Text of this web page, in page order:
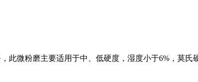
此微粉磨主要适用于中、低硬度，湿度小于6%，莫